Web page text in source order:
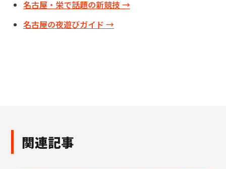
名古屋・栄で話題の新競技 →
名古屋の夜遊びガイド →
関連記事